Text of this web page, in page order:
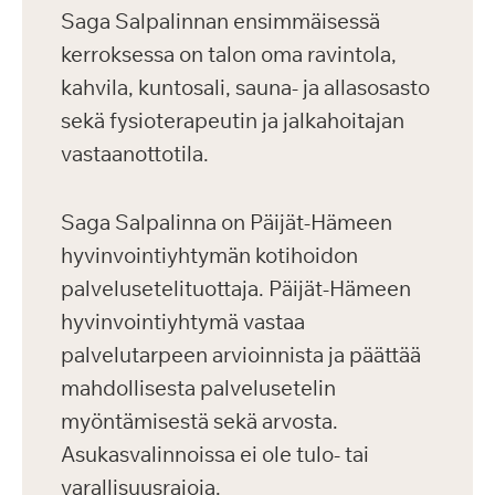
Saga Salpalinnan ensimmäisessä
kerroksessa on talon oma ravintola,
kahvila, kuntosali, sauna- ja allasosasto
sekä fysioterapeutin ja jalkahoitajan
vastaanottotila.
Saga Salpalinna on Päijät-Hämeen
hyvinvointiyhtymän kotihoidon
palvelusetelituottaja. Päijät-Hämeen
hyvinvointiyhtymä vastaa
palvelutarpeen arvioinnista ja päättää
mahdollisesta palvelusetelin
myöntämisestä sekä arvosta.
Asukasvalinnoissa ei ole tulo- tai
varallisuusrajoja.